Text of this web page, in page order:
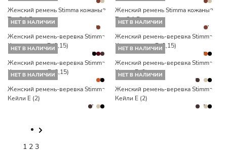
Женский ремень Stimma кожаный
Тея S 1,5 см
Женский ремень Stimma кожаный
Тея S 1,5 см
НЕТ В НАЛИЧИИ
Женский ремень-веревка Stimma
Кейли замша Е (2,15)
НЕТ В НАЛИЧИИ
Женский ремень-веревка Stimma
Кейли игуана Е (2,15)
НЕТ В НАЛИЧИИ
Женский ремень-веревка Stimma
Кейли игуана Е (2,15)
НЕТ В НАЛИЧИИ
Женский ремень-веревка Stimma
Кейли Е (2)
НЕТ В НАЛИЧИИ
Женский ремень-веревка Stimma
Кейли Е (2)
НЕТ В НАЛИЧИИ
Женский ремень-веревка Stimma
Кейли Е (2)
1 2 3